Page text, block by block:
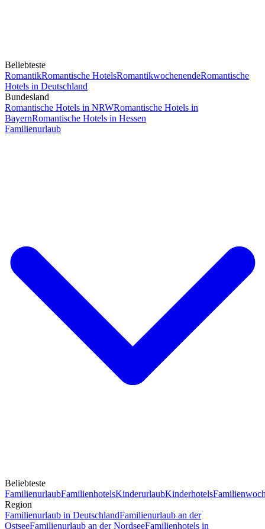
Beliebteste
RomantikRomantische HotelsRomantikwochenendeRomantische
Hotels in Deutschland
Bundesland
Romantische Hotels in NRWRomantische Hotels in
BayernRomantische Hotels in Hessen
Familienurlaub
Beliebteste
FamilienurlaubFamilienhotelsKinderurlaubKinderhotels
Region
Familienurlaub in DeutschlandFamilienurlaub an der
OstseeFamilienurlaub an der NordseeFamilienhotels in